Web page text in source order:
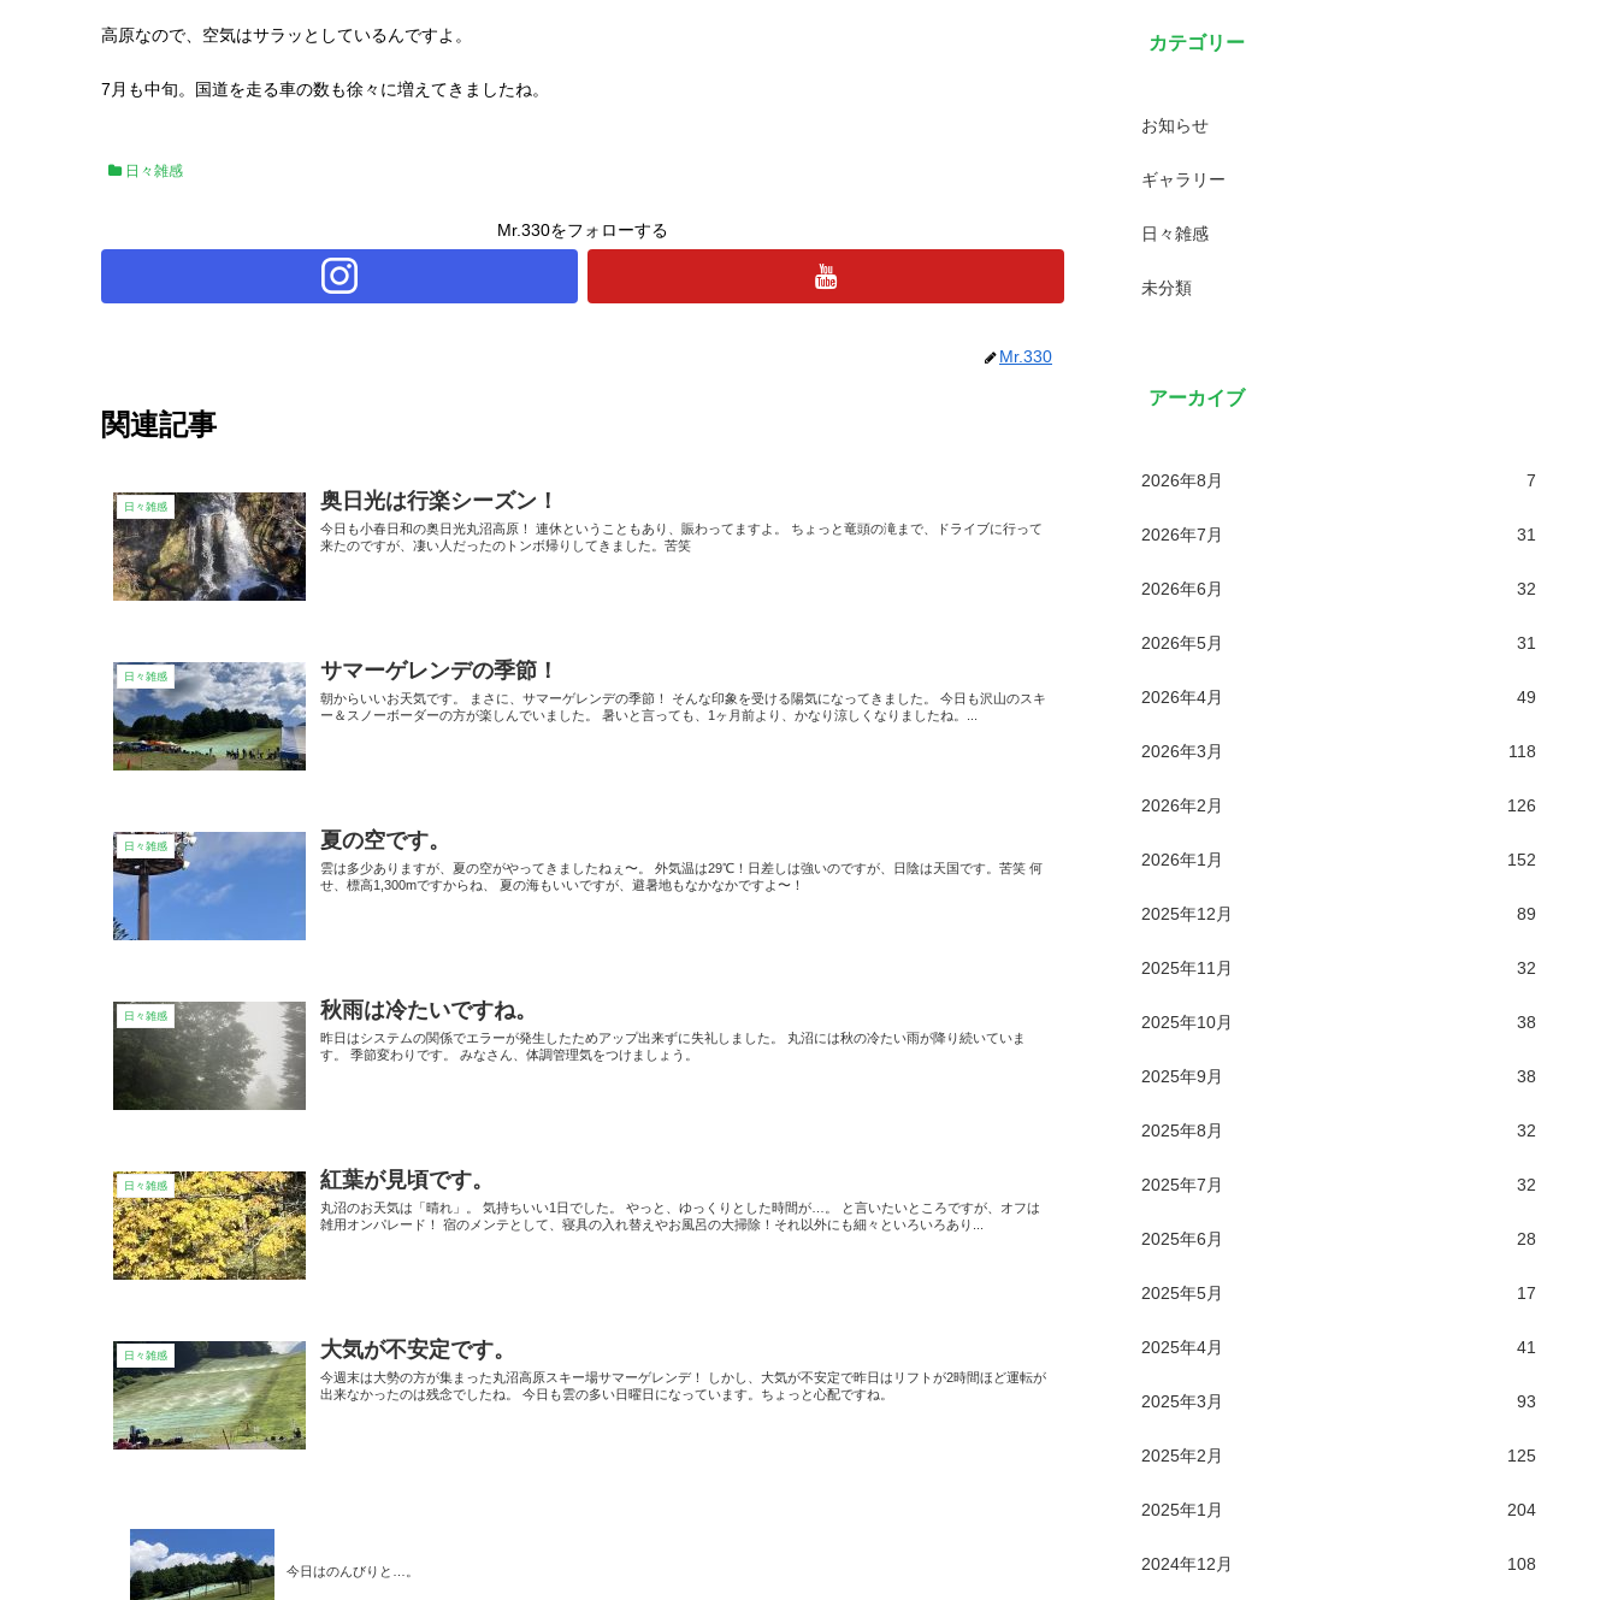
高原なので、空気はサラッとしているんですよ。
7月も中旬。国道を走る車の数も徐々に増えてきましたね。
日々雑感
Mr.330をフォローする
Mr.330
関連記事
日々雑感 奥日光は行楽シーズン！
今日も小春日和の奥日光丸沼高原！ 連休ということもあり、賑わってますよ。 ちょっと竜頭の滝まで、ドライブに行って
来たのですが、凄い人だったのトンボ帰りしてきました。苦笑
日々雑感 サマーゲレンデの季節！
朝からいいお天気です。 まさに、サマーゲレンデの季節！ そんな印象を受ける陽気になってきました。 今日も沢山のスキ
ー＆スノーボーダーの方が楽しんでいました。 暑いと言っても、1ヶ月前より、かなり涼しくなりましたね。...
日々雑感 夏の空です。
雲は多少ありますが、夏の空がやってきましたねぇ〜。 外気温は29℃！日差しは強いのですが、日陰は天国です。苦笑 何
せ、標高1,300mですからね、 夏の海もいいですが、避暑地もなかなかですよ〜！
日々雑感 秋雨は冷たいですね。
昨日はシステムの関係でエラーが発生したためアップ出来ずに失礼しました。 丸沼には秋の冷たい雨が降り続いていま
す。 季節変わりです。 みなさん、体調管理気をつけましょう。
日々雑感 紅葉が見頃です。
丸沼のお天気は「晴れ」。 気持ちいい1日でした。 やっと、ゆっくりとした時間が…。 と言いたいところですが、オフは
雑用オンパレード！ 宿のメンテとして、寝具の入れ替えやお風呂の大掃除！それ以外にも細々といろいろあり...
日々雑感 大気が不安定です。
今週末は大勢の方が集まった丸沼高原スキー場サマーゲレンデ！ しかし、大気が不安定で昨日はリフトが2時間ほど運転が
出来なかったのは残念でしたね。 今日も雲の多い日曜日になっています。ちょっと心配ですね。
今日はのんびりと…。
カテゴリー
お知らせ
ギャラリー
日々雑感
未分類
アーカイブ
2026年8月 7
2026年7月 31
2026年6月 32
2026年5月 31
2026年4月 49
2026年3月 118
2026年2月 126
2026年1月 152
2025年12月 89
2025年11月 32
2025年10月 38
2025年9月 38
2025年8月 32
2025年7月 32
2025年6月 28
2025年5月 17
2025年4月 41
2025年3月 93
2025年2月 125
2025年1月 204
2024年12月 108